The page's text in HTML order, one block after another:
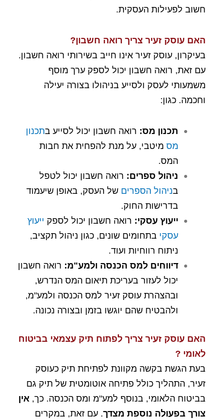
חשוב לפעילות העסקית.
האם עוסק זעיר צריך רואה חשבון?
בעיקרון, עוסק זעיר אינו חייב בשירותי רואה חשבון.
עם זאת, רואה חשבון יכול לספק ערך מוסף
משמעותי לעסק ולסייע בניהולו בצורה יעילה
וחכמה. כגון:
תכנון מס: רואה חשבון יכול לסייע בתכנון
מסמיטבי, על מנת להפחית את חבות
המס.
ניהול ספרים: רואה חשבון יכול לטפל
בניהול הספרים של העסק, באופן שיעמוד
בדרישות החוק.
ייעוץ עסקי: רואה חשבון יכול לספק ייעוץ
עסקי בתחומים שונים, כגון ניהול תקציב,
ניתוח רווחיות ועוד.
דיווחים למס הכנסה ולמע"מ: רואה חשבון
יכול לעזור בעריכת תיאום המס הנדרש,
ובהצהרת עוסק זעיר למס הכנסה ולמע"מ,
ולהבטיח שהם יוגשו בזמן ובצורה נכונה.
האם עוסק זעיר צריך לפתוח תיק עצמאי בביטוח
לאומי ?
בעת הגשת בקשה מקוונת לפתיחת תיק כעוסק
זעיר, התהליך כולל פתיחה אוטומטית של תיק גם
בביטוח הלאומי, בנוסף למע"מ ומס הכנסה. כך, אין
צורך בפעולה נוספת מצדך. עם זאת, במקרים